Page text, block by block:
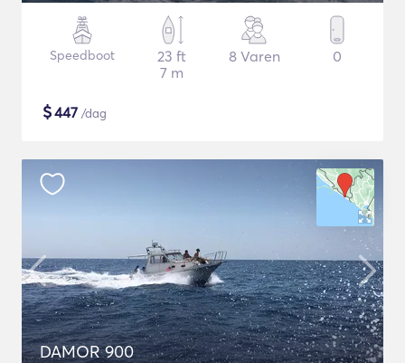
Speedboot
23 ft
7 m
8 Varen 0
$447 /dag
DAMOR 900